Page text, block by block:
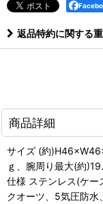
返品特約に関する
商品詳細
サイズ (約
ｇ、腕周り最大(約
仕様 ステンレス(ケー
クオーツ、5気圧防